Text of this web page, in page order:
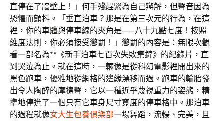
直停在了牆壁上！」何手殘趕緊為自己辯解，但聲音因為
恐懼而顫抖。「垂直泊車？那是在第三次元的行為，在這
裡，你的車體與停車線的夾角是——八十九點七度！按照
維度法則，你必須接受懲罰！」懲罰的內容是：無限次觀
看一部名為**《新手泊車七百次失敗集錦》的紀錄片，直
到哭泣為止。就在這時，一輛像是從科幻電影裡開出來的
黑色跑車，優雅地從網格的邊緣漂移而過。跑車的輪胎發
出令人陶醉的摩擦聲，它以一種近乎蔑視重力的姿態，精
準地停進了一個只有它車身尺寸寬度的停車格中。那泊車
的過程就像女大生包養俱樂部一場舞蹈，流暢、完美，且